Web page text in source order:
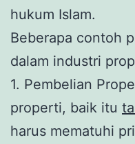
hukum Islam.
Beberapa contoh
dalam industri
1. Pembelian
properti, baik itu
harus mematuhi